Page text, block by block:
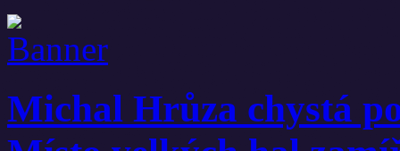
Michal Hrůza chystá